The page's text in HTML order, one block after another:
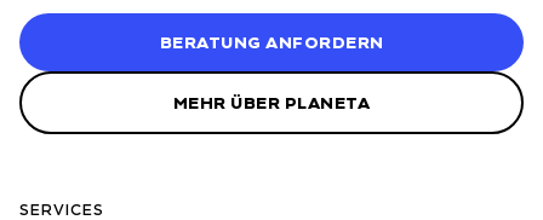
BERATUNG ANFORDERN
MEHR ÜBER PLANETA
SERVICES